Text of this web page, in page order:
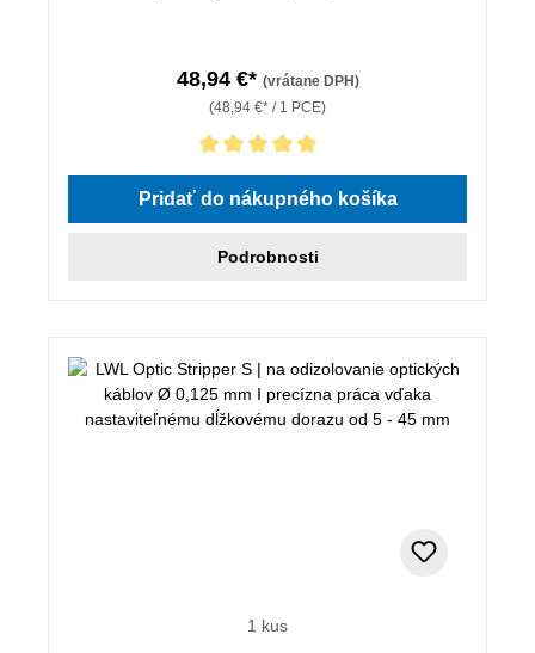
48,94 €* (vrátane DPH)
(48,94 €* / 1 PCE)
Priemerné hodnotenie 5 z 5 hviezdičiek
Pridať do nákupného košíka
Podrobnosti
1 kus